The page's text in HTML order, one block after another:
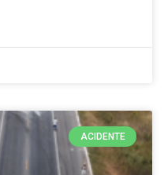
ACIDENTE